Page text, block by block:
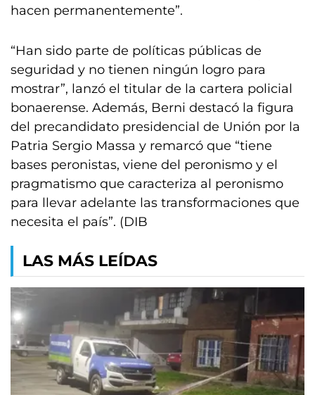
hacen permanentemente”.
“Han sido parte de políticas públicas de
seguridad y no tienen ningún logro para
mostrar”, lanzó el titular de la cartera policial
bonaerense. Además, Berni destacó la figura
del precandidato presidencial de Unión por la
Patria Sergio Massa y remarcó que “tiene
bases peronistas, viene del peronismo y el
pragmatismo que caracteriza al peronismo
para llevar adelante las transformaciones que
necesita el país”. (DIB
LAS MÁS LEÍDAS